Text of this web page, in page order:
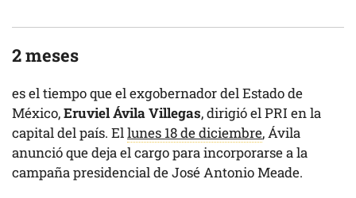
2 meses
es el tiempo que el exgobernador del Estado de
México,Eruviel Ávila Villegas, dirigió el PRI en la
capital del país. Ellunes 18 de diciembre, Ávila
anunció que deja el cargo para incorporarse a la
campaña presidencial de José Antonio Meade.